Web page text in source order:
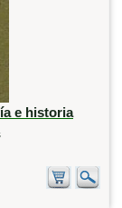
e historia